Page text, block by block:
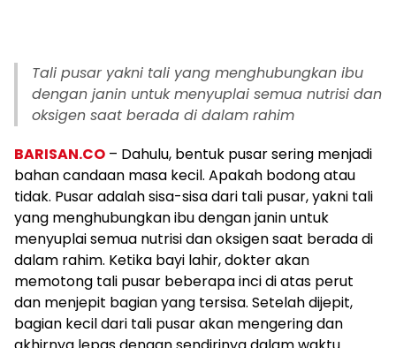
Tali pusar yakni tali yang menghubungkan ibu
dengan janin untuk menyuplai semua nutrisi dan
oksigen saat berada di dalam rahim
BARISAN.CO – Dahulu, bentuk pusar sering menjadi
bahan candaan masa kecil. Apakah bodong atau
tidak. Pusar adalah sisa-sisa dari tali pusar, yakni tali
yang menghubungkan ibu dengan janin untuk
menyuplai semua nutrisi dan oksigen saat berada di
dalam rahim. Ketika bayi lahir, dokter akan
memotong tali pusar beberapa inci di atas perut
dan menjepit bagian yang tersisa. Setelah dijepit,
bagian kecil dari tali pusar akan mengering dan